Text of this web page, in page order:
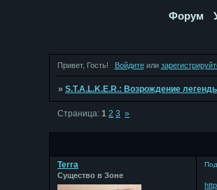
Форум
Привет, Гость! Войдитеили
»S.T.A.L.K.E.R.: Возрождение
Страница:1 2 3 »
Terra
Существо в Зоне